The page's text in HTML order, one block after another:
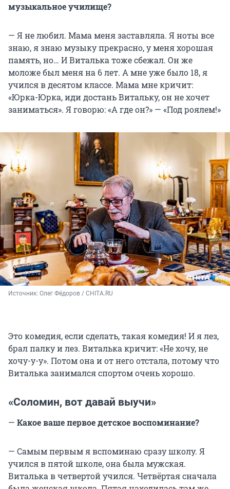
музыкальное училище?
— Я не любил. Мама меня заставляла. Я ноты все
знаю, я знаю музыку прекрасно, у меня хорошая
память, но… И Виталька тоже сбежал. Он же
моложе был меня на 6 лет. А мне уже было 18, я
учился в десятом классе. Мама мне кричит:
«Юрка-Юрка, иди достань Витальку, он не хочет
заниматься». Я говорю: «А где он?» — «Под роялем!»
Источник: Олег Фёдоров / CHITA.RU
Это комедия, если сделать, такая комедия! И я лез,
брал палку и лез. Виталька кричит: «Не хочу, не
хочу-у-у». Потом она и от него отстала, потому что
Виталька занимался спортом очень хорошо.
«Соломин, вот давай выучи»
— Какое ваше первое детское воспоминание?
— Самым первым я вспоминаю сразу школу. Я
учился в пятой школе, она была мужская.
Виталька в четвертой учился. Четвёртая сначала